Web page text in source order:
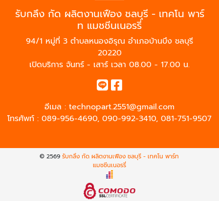
รับกลึง กัด ผลิตงานเฟือง ชลบุรี - เทคโน พาร์
ท แมชชีนเนอรรี่
94/1 หมู่ที่ 3 ตำบลหนองอิรุณ อำเภอบ้านบึง ชลบุรี
20220
เปิดบริการ จันทร์ - เสาร์ เวลา 08.00 - 17.00 น.
อีเมล : technopart.2551@gmail.com
โทรศัพท์ : 089-956-4690, 090-992-3410, 081-751-9507
© 2569รับกลึง กัด ผลิตงานเฟือง ชลบุรี - เทคโน พาร์ท
แมชชีนเนอรรี่